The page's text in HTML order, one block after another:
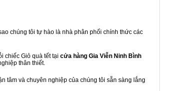
chúng tôi tự hào là nhà phân phối chính thức các
chiếc Giỏ quà tết tại cửa hàng Gia Viễn Ninh Bình
thân thiết.
tâm và chuyên nghiệp của chúng tôi sẵn sàng lắng